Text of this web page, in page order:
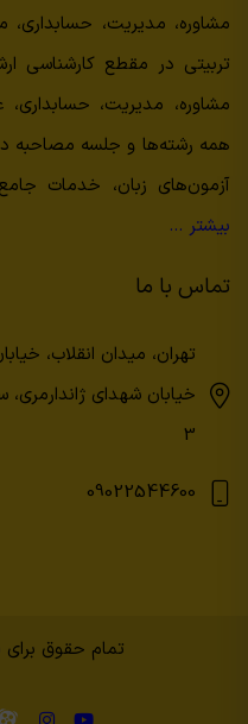
تربیتی در مقطع کارشناسی
مشاوره، مدیریت،
همه رشته‌ها و جلسه مصاحبه
آزمون‌های زبان، خدمات
بیشتر …
تماس با ما
خیابان شهدای
3
09022544600
تمام حقوق برای